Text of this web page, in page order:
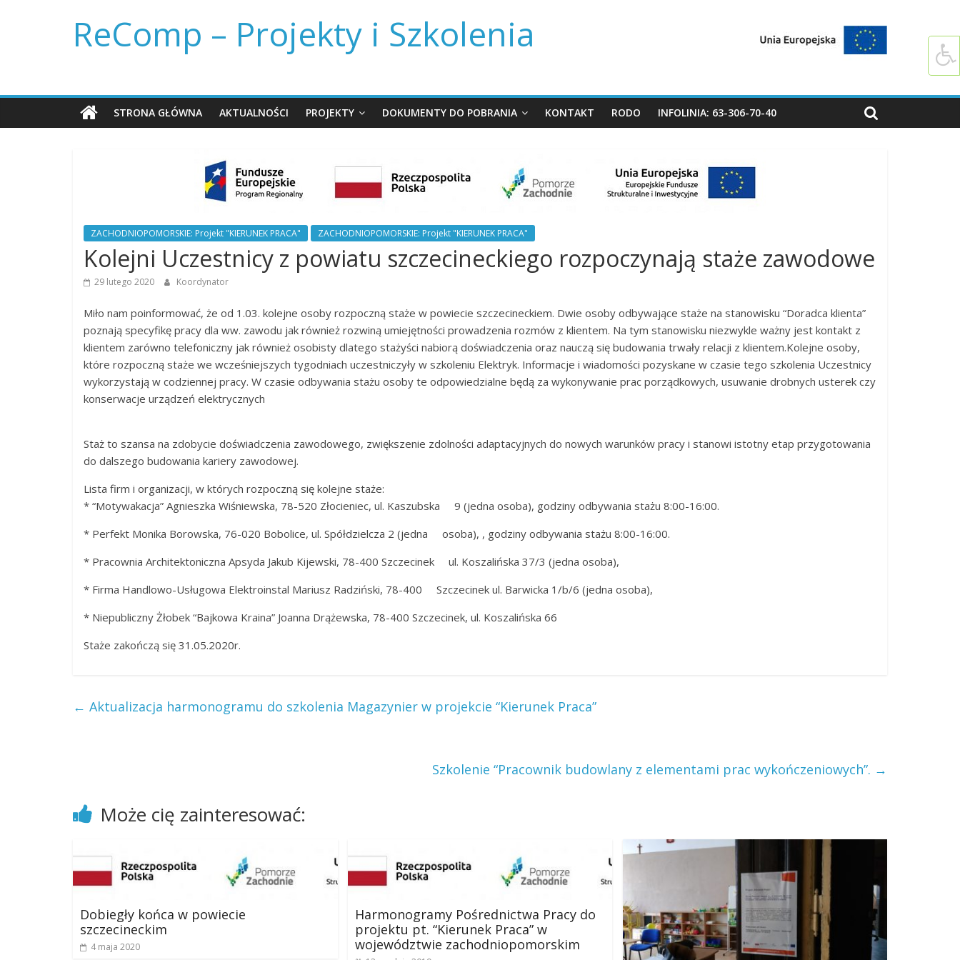
ReComp – Projekty i Szkolenia
STRONA GŁÓWNA AKTUALNOŚCI PROJEKTY DOKUMENTY DO POBRANIA KONTAKT RODO INFOLINIA: 63-306-70-40
ZACHODNIOPOMORSKIE: Projekt "KIERUNEK PRACA" ZACHODNIOPOMORSKIE: Projekt "KIERUNEK PRACA"
Kolejni Uczestnicy z powiatu szczecineckiego rozpoczynają staże zawodowe
29 lutego 2020 Koordynator
Miło nam poinformować, że od 1.03. kolejne osoby rozpoczną staże w powiecie szczecineckiem. Dwie osoby odbywające staże na stanowisku “Doradca klienta”
poznają specyfikę pracy dla ww. zawodu jak również rozwiną umiejętności prowadzenia rozmów z klientem. Na tym stanowisku niezwykle ważny jest kontakt z
klientem zarówno telefoniczny jak również osobisty dlatego stażyści nabiorą doświadczenia oraz nauczą się budowania trwały relacji z klientem.Kolejne osoby,
które rozpoczną staże we wcześniejszych tygodniach uczestniczyły w szkoleniu Elektryk. Informacje i wiadomości pozyskane w czasie tego szkolenia Uczestnicy
wykorzystają w codziennej pracy. W czasie odbywania stażu osoby te odpowiedzialne będą za wykonywanie prac porządkowych, usuwanie drobnych usterek czy
konserwacje urządzeń elektrycznych
Staż to szansa na zdobycie doświadczenia zawodowego, zwiększenie zdolności adaptacyjnych do nowych warunków pracy i stanowi istotny etap przygotowania
do dalszego budowania kariery zawodowej.
Lista firm i organizacji, w których rozpoczną się kolejne staże:
* “Motywakacja” Agnieszka Wiśniewska, 78-520 Złocieniec, ul. Kaszubska 9 (jedna osoba), godziny odbywania stażu 8:00-16:00.
* Perfekt Monika Borowska, 76-020 Bobolice, ul. Spółdzielcza 2 (jedna osoba), , godziny odbywania stażu 8:00-16:00.
* Pracownia Architektoniczna Apsyda Jakub Kijewski, 78-400 Szczecinek ul. Koszalińska 37/3 (jedna osoba),
* Firma Handlowo-Usługowa Elektroinstal Mariusz Radziński, 78-400 Szczecinek ul. Barwicka 1/b/6 (jedna osoba),
* Niepubliczny Żłobek “Bajkowa Kraina” Joanna Drążewska, 78-400 Szczecinek, ul. Koszalińska 66
Staże zakończą się 31.05.2020r.
← Aktualizacja harmonogramu do szkolenia Magazynier w projekcie “Kierunek Praca”
Szkolenie “Pracownik budowlany z elementami prac wykończeniowych”. →
Może cię zainteresować:
Dobiegły końca w powiecie
szczecineckim
4 maja 2020
Harmonogramy Pośrednictwa Pracy do
projektu pt. “Kierunek Praca” w
województwie zachodniopomorskim